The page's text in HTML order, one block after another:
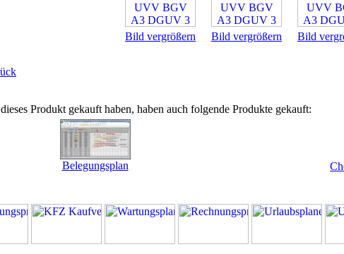
Bild vergrößern Bild vergrößern Bild
Produkt gekauft haben, haben auch folgende Produkte gekauft:
Belegungsplan